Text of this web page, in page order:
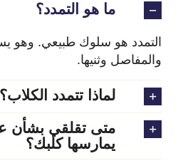
ما هو التمدد؟
التمدد هو سلوك طبيعي. وهو
والمفاصل وثنيها.
لماذا تتمدد الكلاب؟
متى تقلقي بشأن
يمارسها كلبك؟